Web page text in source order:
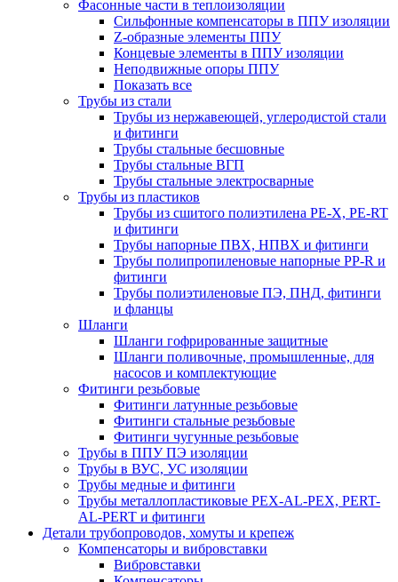
Фасонные части в теплоизоляции
Cильфонные компенсаторы в ППУ изоляции
Z-образные элементы ППУ
Концевые элементы в ППУ изоляции
Неподвижные опоры ППУ
Показать все
Трубы из стали
Трубы из нержавеющей, углеродистой стали
и фитинги
Трубы стальные бесшовные
Трубы стальные ВГП
Трубы стальные электросварные
Трубы из пластиков
Трубы из сшитого полиэтилена PE-X, PE-RT
и фитинги
Трубы напорные ПВХ, НПВХ и фитинги
Трубы полипропиленовые напорные PP-R и
фитинги
Трубы полиэтиленовые ПЭ, ПНД, фитинги
и фланцы
Шланги
Шланги гофрированные защитные
Шланги поливочные, промышленные, для
насосов и комплектующие
Фитинги резьбовые
Фитинги латунные резьбовые
Фитинги стальные резьбовые
Фитинги чугунные резьбовые
Трубы в ППУ ПЭ изоляции
Трубы в ВУС, УС изоляции
Трубы медные и фитинги
Трубы металлопластиковые PEX-AL-PEX, PERT-
AL-PERT и фитинги
Детали трубопроводов, хомуты и крепеж
Компенсаторы и вибровставки
Вибровставки